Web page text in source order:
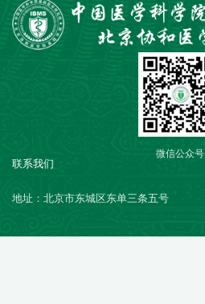
联系我们
地址：北京市东城区东单三条五号
微信公众号